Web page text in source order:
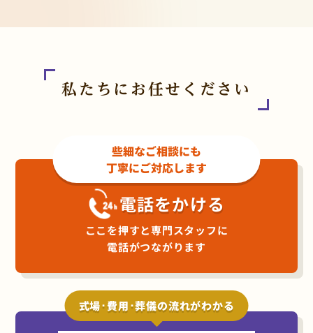
私たちにお任せください
些細なご相談にも
丁寧にご対応します
ここを押すと専門スタッフに
電話がつながります
電話をかける
式場･費用･葬儀の流れがわかる